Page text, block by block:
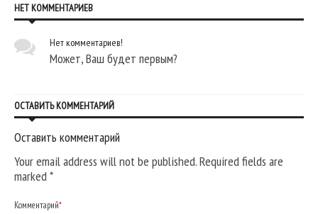
НЕТ КОММЕНТАРИЕВ
Нет комментариев!
Может, Ваш будет первым?
ОСТАВИТЬ КОММЕНТАРИЙ
Оставить комментарий
Your email address will not be published. Required fields are
marked*
Комментарий*